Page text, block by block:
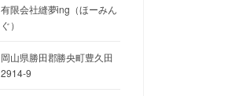
有限会社縫夢ing（ほーみん
ぐ）
岡山県勝田郡勝央町豊久田
2914-9